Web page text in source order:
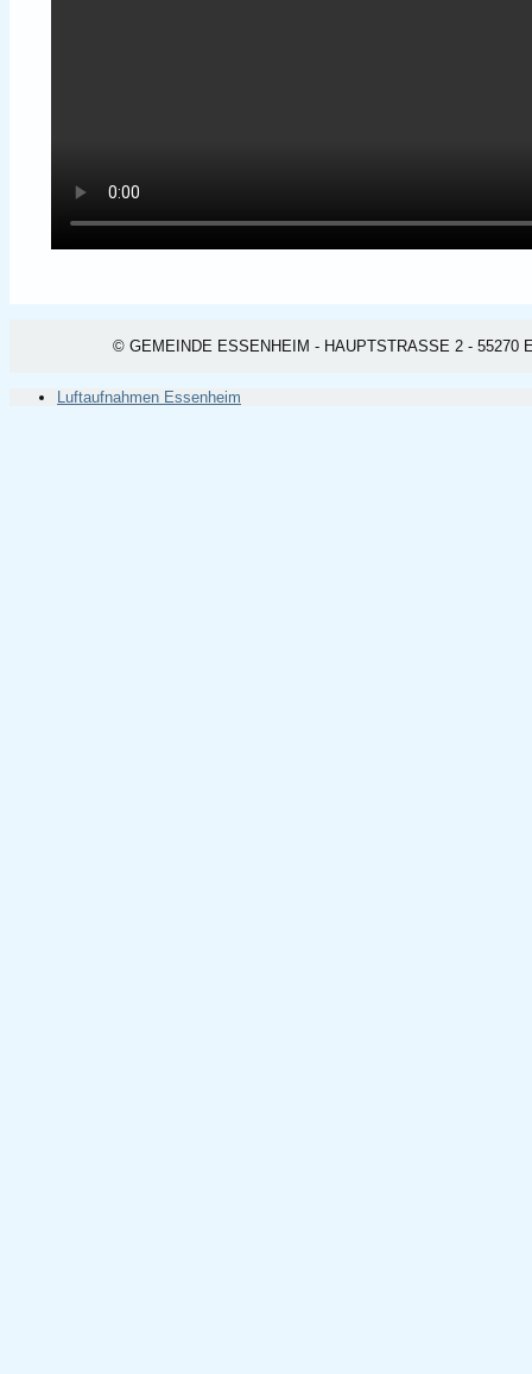
© GEMEINDE ESSENHEIM - HAUPTSTRASSE 2 - 55270
Luftaufnahmen Essenheim